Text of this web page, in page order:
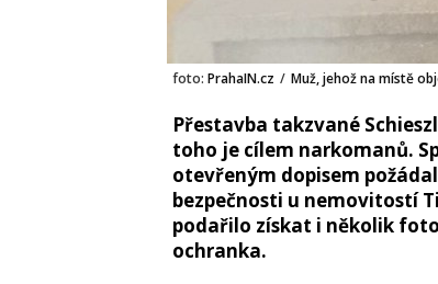
foto: PrahaIN.cz / Muž, jehož na místě
Přestavba takzvané
toho je cílem narkomanů.
otevřeným dopisem
bezpečnosti u nemovitostí
podařilo získat i několik
ochranka.